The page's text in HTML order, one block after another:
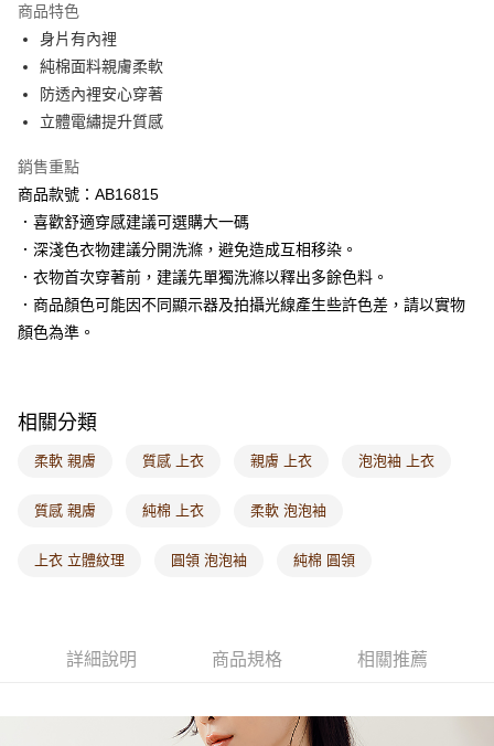
付款後萊爾富取貨
每筆NT$60，滿NT$1,000(含以上)免運費
7-11取貨付款
每筆NT$60，滿NT$1,000(含以上)免運費
付款後7-11取貨
每筆NT$60，滿NT$1,000(含以上)免運費
宅配
每筆NT$120，滿NT$1,000(含以上)免運費
付款後門市自取
每筆NT$60，滿NT$1,000(含以上)免運費
海外配送-其他亞洲地區
海外配送-歐美地區 查看運費
商品特色
身片有內裡
純棉面料親膚柔軟
防透內裡安心穿著
立體電繡提升質感
銷售重點
商品款號：AB16815
．喜歡舒適穿感建議可選購大一碼
．深淺色衣物建議分開洗滌，避免造成互相移染。
．衣物首次穿著前，建議先單獨洗滌以釋出多餘色料。
．商品顏色可能因不同顯示器及拍攝光線產生些許色差，請以實物
顏色為準。
相關分類
柔軟 親膚 質感 上衣 親膚 上衣 泡泡袖 上衣
質感 親膚 純棉 上衣 柔軟 泡泡袖
上衣 立體紋理 圓領 泡泡袖 純棉 圓領
詳細說明 商品規格 相關推薦